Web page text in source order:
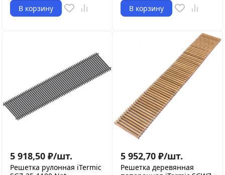
В корзину В корзину
5 918,50 ₽/шт.
Решетка рулонная iTermic
5 952,70 ₽/шт.
Решетка деревянная